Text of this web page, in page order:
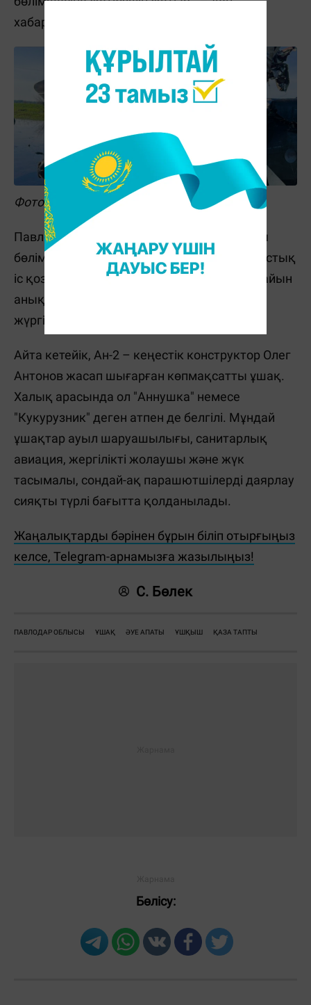
хабарлады басқарма.
Фото: kerek.pv
Павлодар станциясының көліктегі полиция
бөлімі ұшақ апаты дерегі бойынша қылмыстық
іс қозғады. Қазір оқиғаның барлық мән-жайын
анықтау үшін қажетті тергеу амалдары
жүргізіліп жатыр.
Айта кетейік, Ан-2 – кеңестік конструктор Олег
Антонов жасап шығарған көпмақсатты ұшақ.
Халық арасында ол "Аннушка" немесе
"Кукурузник" деген атпен де белгілі. Мұндай
ұшақтар ауыл шаруашылығы, санитарлық
авиация, жергілікті жолаушы және жүк
тасымалы, сондай-ақ парашютшілерді даярлау
сияқты түрлі бағытта қолданылады.
Жаңалықтарды бәрінен бұрын біліп отырғыңыз
келсе, Telegram-арнамызға жазылыңыз!
С. Бөлек
ПАВЛОДАР ОБЛЫСЫ ҰШАҚ ӘУЕ АПАТЫ ҰШҚЫШ ҚАЗА ТАПТЫ
Бөлісу: